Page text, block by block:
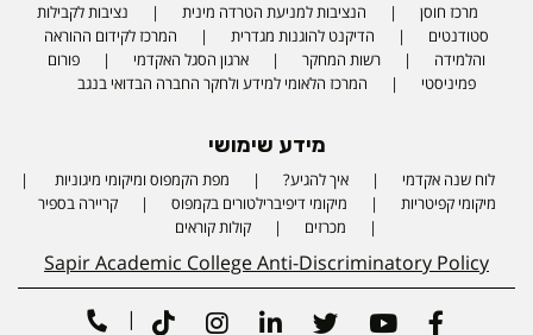
מרכז חוסן הנציבות למניעת הטרדה מינית
נציבות לקבילות
סטודנטים
הדיקנט להוגנות מגדרית
המרכז לקידום ההוראה
והלמידה
רשות המחקר ארגון הסגל האקדמי
פורום
פמיניסטי
המרכז הלאומי למידע ולחקר החברה הבדואי בנגב
מידע שימושי
לוח שנה אקדמי איך להגיע?
מפת הקמפוס ומיקומי מיגוניות
מיקומי קפיטריות
מיקומי דיפיברילטורים בקמפוס
קריירה בספיר
מכרזים
קולות קוראים
Sapir Academic College Anti-Discriminatory Policy
Facebook
Youtube
Twitter
Linkedin
Instagram
Tiktok
|
Phone number